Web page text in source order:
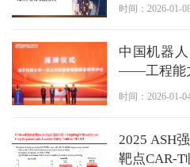
时间：2026-01-
中国机器
——工程能
时间：2026-01-
2025 ASH
靶点CAR-T